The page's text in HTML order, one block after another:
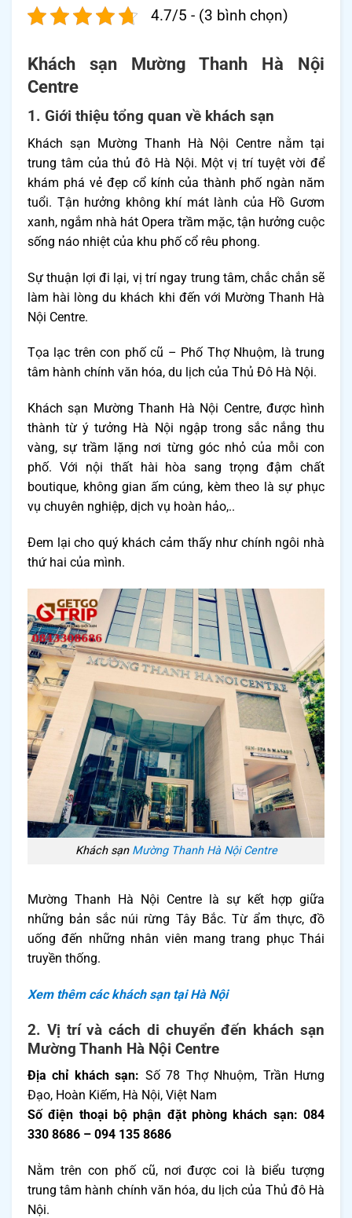
4.7/5 - (3 bình chọn)
Khách sạn Mường Thanh Hà Nội
Centre
1. Giới thiệu tổng quan về khách sạn
Khách sạn Mường Thanh Hà Nội Centre nằm tại
trung tâm của thủ đô Hà Nội. Một vị trí tuyệt vời để
khám phá vẻ đẹp cổ kính của thành phố ngàn năm
tuổi. Tận hưởng không khí mát lành của Hồ Gươm
xanh, ngắm nhà hát Opera trầm mặc, tận hưởng cuộc
sống náo nhiệt của khu phố cổ rêu phong.
Sự thuận lợi đi lại, vị trí ngay trung tâm, chắc chắn sẽ
làm hài lòng du khách khi đến với Mường Thanh Hà
Nội Centre.
Tọa lạc trên con phố cũ – Phố Thợ Nhuộm, là trung
tâm hành chính văn hóa, du lịch của Thủ Đô Hà Nội.
Khách sạn Mường Thanh Hà Nội Centre, được hình
thành từ ý tưởng Hà Nội ngập trong sắc nắng thu
vàng, sự trầm lặng nơi từng góc nhỏ của mỗi con
phố. Với nội thất hài hòa sang trọng đậm chất
boutique, không gian ấm cúng, kèm theo là sự phục
vụ chuyên nghiệp, dịch vụ hoàn hảo,..
Đem lại cho quý khách cảm thấy như chính ngôi nhà
thứ hai của mình.
Khách sạn Mường Thanh Hà Nội Centre
Mường Thanh Hà Nội Centre là sự kết hợp giữa
những bản sắc núi rừng Tây Bắc. Từ ẩm thực, đồ
uống đến những nhân viên mang trang phục Thái
truyền thống.
Xem thêm các khách sạn tại Hà Nội
2. Vị trí và cách di chuyển đến khách sạn
Mường Thanh Hà Nội Centre
Địa chỉ khách sạn: Số 78 Thợ Nhuộm, Trần Hưng
Đạo, Hoàn Kiếm, Hà Nội, Việt Nam
Số điện thoại bộ phận đặt phòng khách sạn: 084
330 8686 – 094 135 8686
Nằm trên con phố cũ, nơi được coi là biểu tượng
trung tâm hành chính văn hóa, du lịch của Thủ đô Hà
Nội.